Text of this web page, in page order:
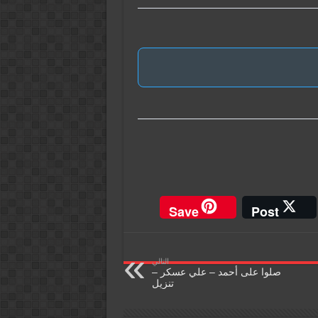
Post
Save
التالي
صلوا على أحمد – علي عسكر –
تنزيل